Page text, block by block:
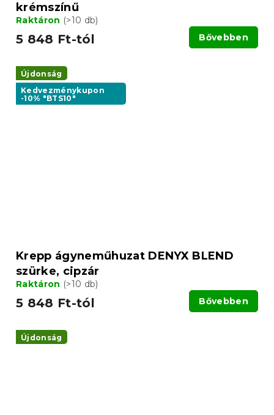
krémszínű
Raktáron (>10 db)
5 848 Ft-tól Bővebben
Újdonság
Kedvezménykupon
-10% "BTS10"
Krepp ágyneműhuzat DENYX BLEND
szürke, cipzár
Raktáron (>10 db)
5 848 Ft-tól Bővebben
Újdonság